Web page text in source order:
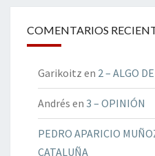
COMENTARIOS
Garikoitz en 2 – ALGO
Andrés en 3 – OPINIÓN
PEDRO APARICIO
CATALUÑA